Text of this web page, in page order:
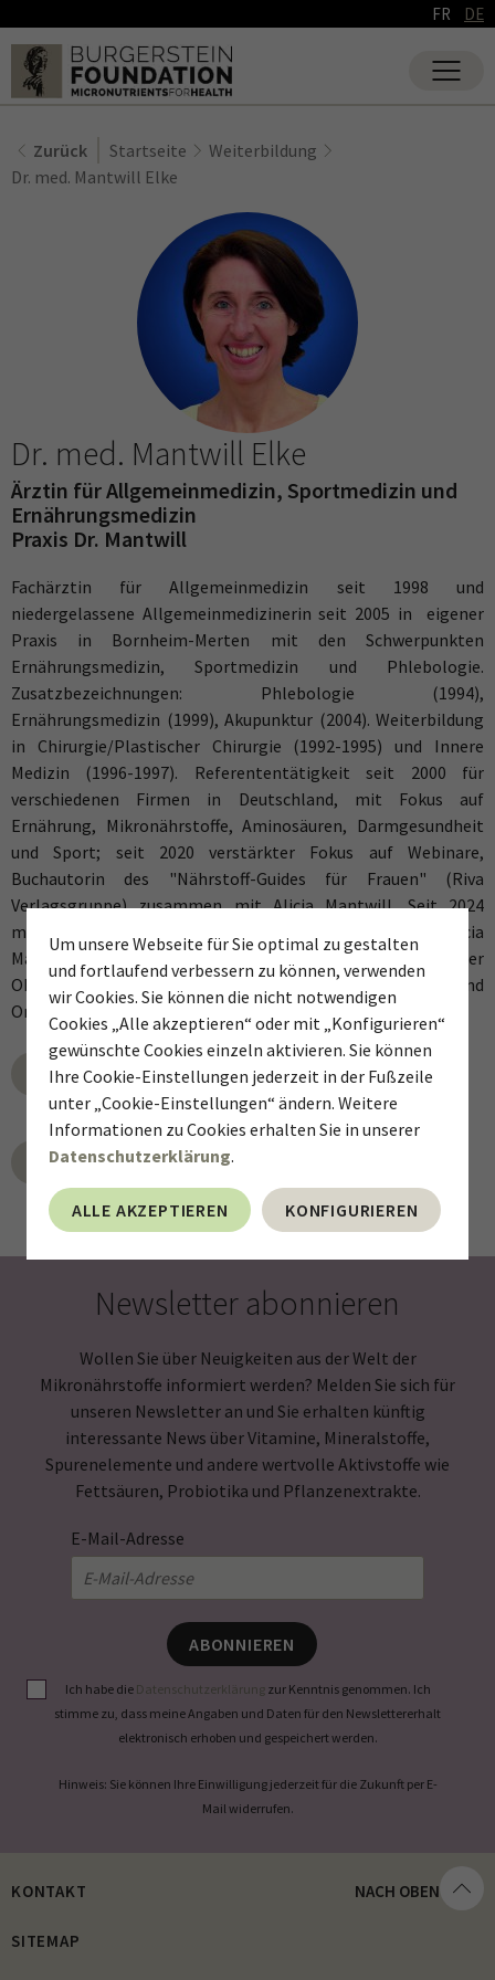
Um unsere Webseite für Sie optimal zu gestalten
und fortlaufend verbessern zu können, verwenden
wir Cookies. Sie können die nicht notwendigen
Cookies „Alle akzeptieren“ oder mit „Konfigurieren“
gewünschte Cookies einzeln aktivieren. Sie können
Ihre Cookie-Einstellungen jederzeit in der Fußzeile
unter „Cookie-Einstellungen“ ändern. Weitere
Informationen zu Cookies erhalten Sie in unserer
Datenschutzerklärung.
ALLE AKZEPTIEREN KONFIGURIEREN
FR DE
Zurück Startseite
Weiterbildung
Dr. med. Mantwill Elke
Dr. med. Mantwill Elke
Ärztin für Allgemeinmedizin, Sportmedizin und
Ernährungsmedizin
Praxis Dr. Mantwill
Fachärztin für Allgemeinmedizin seit 1998 und
niedergelassene Allgemeinmedizinerin seit 2005 in eigener
Praxis in Bornheim-Merten mit den Schwerpunkten
Ernährungsmedizin, Sportmedizin und Phlebologie.
Zusatzbezeichnungen: Phlebologie (1994),
Ernährungsmedizin (1999), Akupunktur (2004). Weiterbildung
in Chirurgie/Plastischer Chirurgie (1992-1995) und Innere
Medizin (1996-1997). Referententätigkeit seit 2000 für
verschiedenen Firmen in Deutschland, mit Fokus auf
Ernährung, Mikronährstoffe, Aminosäuren, Darmgesundheit
und Sport; seit 2020 verstärkter Fokus auf Webinare,
Buchautorin des "Nährstoff-Guides für Frauen" (Riva
Verlagsgruppe) zusammen mit Alicia Mantwill. Seit 2024
medizinisch-wissenschaftliche Zusammenarbeit mit Alicia
Mantwill, mit Veröffentlichungen in der Sportärztezeitung der
OM & Ernährung sowie der Konzeption von Vorträgen und
Online-Schulungen.
MEHR ERFAHREN
ZURÜCK
Newsletter abonnieren
Wollen Sie über Neuigkeiten aus der Welt der
Mikronährstoffe informiert werden? Melden Sie sich für
unseren Newsletter an und Sie erhalten künftig
interessante News über Vitamine, Mineralstoffe,
Spurenelemente und andere wertvolle Aktivstoffe wie
Fettsäuren, Probiotika und Pflanzenextrakte.
E-Mail-Adresse
ABONNIEREN
Ich habe die Datenschutzerklärung zur Kenntnis genommen. Ich
stimme zu, dass meine Angaben und Daten für den Newslettererhalt
elektronisch erhoben und gespeichert werden.
Hinweis: Sie können Ihre Einwilligung jederzeit für die Zukunft per E-
Mail widerrufen.
KONTAKT
SITEMAP
NACH OBEN